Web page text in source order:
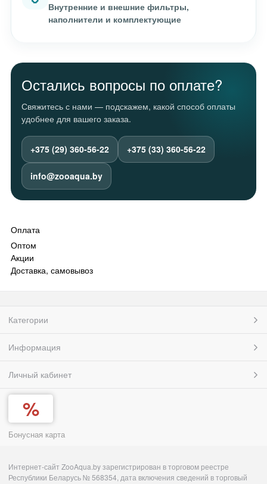
Внутренние и внешние фильтры,
наполнители и комплектующие
Остались вопросы по оплате?
Свяжитесь с нами — подскажем, какой способ оплаты
удобнее для вашего заказа.
+375 (29) 360-56-22 +375 (33) 360-56-22
info@zooaqua.by
Оплата
Оптом
Акции
Доставка, самовывоз
Категории
Информация
Личный кабинет
Бонусная карта
Интернет-сайт ZooAqua.by зарегистрирован в торговом реестре
Республики Беларусь № 568354, дата включения сведений в торговый